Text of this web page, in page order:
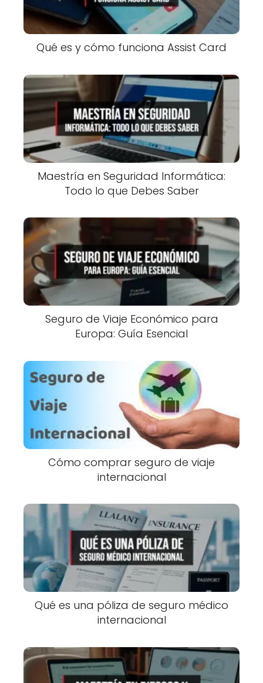
Qué es y cómo funciona Assist Card
Maestría en Seguridad Informática:
Todo lo que Debes Saber
Seguro de Viaje Económico para
Europa: Guía Esencial
Cómo comprar seguro de viaje
internacional
Qué es una póliza de seguro médico
internacional